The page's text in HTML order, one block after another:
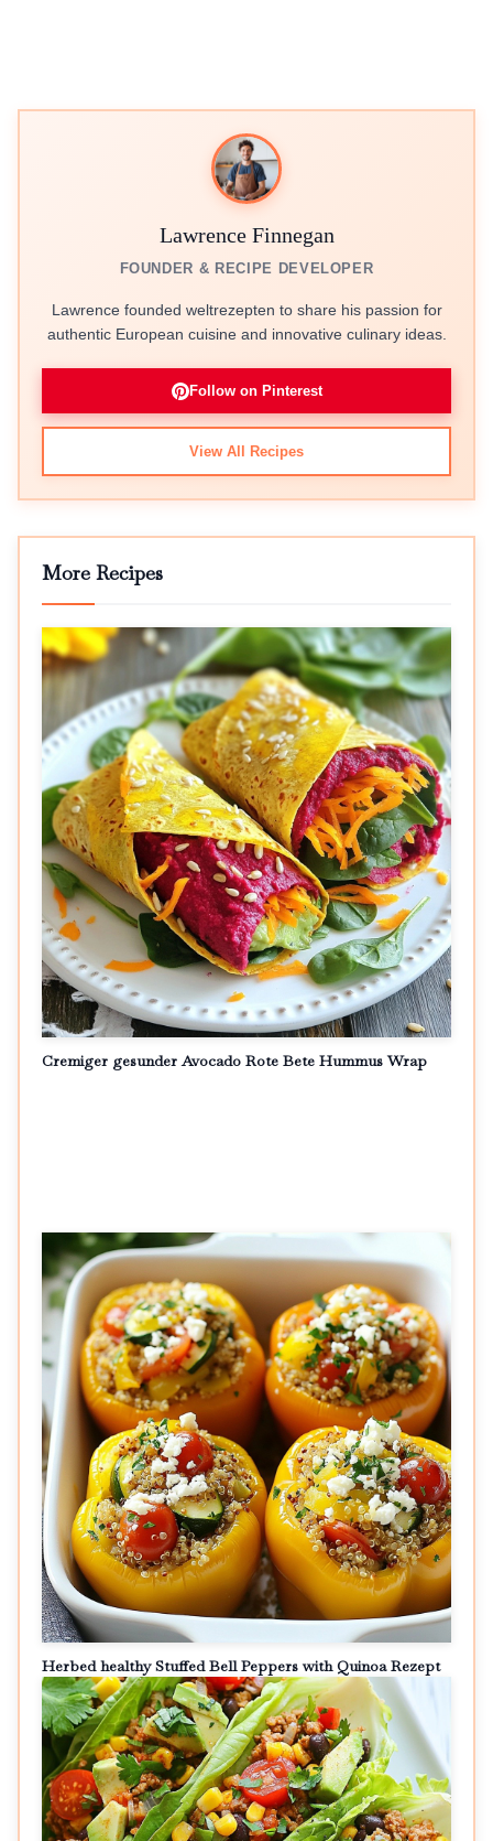
Lawrence Finnegan
FOUNDER & RECIPE DEVELOPER
Lawrence founded weltrezepten to share his passion for
authentic European cuisine and innovative culinary ideas.
Follow on Pinterest
View All Recipes
More Recipes
Cremiger gesunder Avocado Rote Bete Hummus Wrap
Herbed healthy Stuffed Bell Peppers with Quinoa Rezept